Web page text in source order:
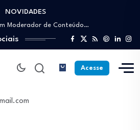
NOVIDADES
como Estoquista: O guia para…
Moderador de Conteúdo…
de Sucesso trabalhando…
Particulares Online e viver…
Solar: Como entrar no mercado…
como Estoquista: O guia para…
Moderador de Conteúdo…
de Sucesso trabalhando…
Acesse